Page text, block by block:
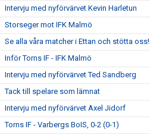
Intervju med nyförvärvet Kevin Harletun
Storseger mot IFK Malmö
Se alla våra matcher i Ettan och stötta oss!
Inför Torns IF - IFK Malmö
Intervju med nyförvärvet Ted Sandberg
Tack till spelare som lämnat
Intervju med nyförvärvet Axel Jidorf
Torns IF - Varbergs BoIS, 0-2 (0-1)